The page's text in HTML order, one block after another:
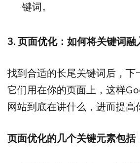
键词。
3. 页面优化：如何将关键词融
找到合适的长尾关键词后，下
它们用在你的页面上，这样
网站到底在讲什么，进而提高
页面优化的几个关键元素包括